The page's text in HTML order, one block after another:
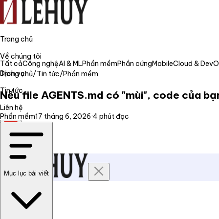
Trang chủ
Về chúng tôi
Dịch vụ
Tin tức
Liên hệ
Trang chủ
Về chúng tôi
Tất cảCông nghệAI & MLPhần mềmPhần cứngMobileCloud &
Trang chủ/Tin tức/Phần mềm
Nếu file AGENTS.md có "mùi", code của
Phần mềm17 tháng 6, 2026·4 phút đọc
Mục lục bài viết